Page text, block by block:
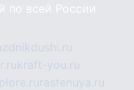
по всей России
kraft-you.ru
rastenuya.ru